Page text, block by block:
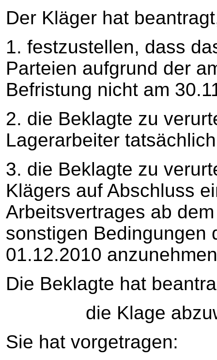
Der Kläger hat
1. festzustellen, dass
Parteien aufgrund der
Befristung nicht am
2. die Beklagte zu
Lagerarbeiter
3. die Beklagte zu
Klägers auf Abschluss
Arbeitsvertrages ab
sonstigen Bedingungen
01.12.2010
Die Beklagte hat
die Klage
Sie hat vorgetragen: